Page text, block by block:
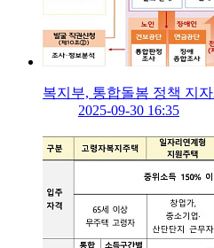
복지부, 통합돌봄 정책 지
2025-09-30 16:35